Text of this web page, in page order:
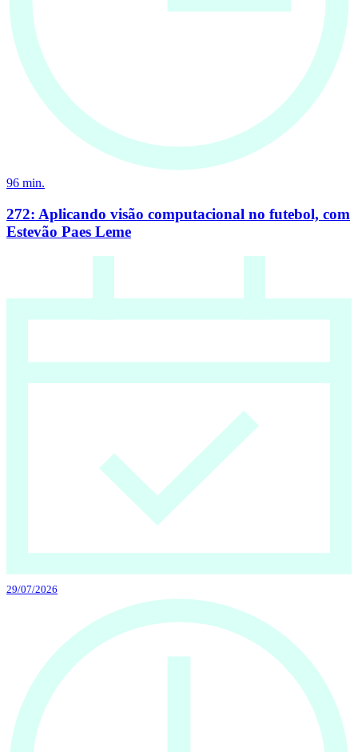
96 min.
272: Aplicando visão computacional no futebol, com
Estevão Paes Leme
29/07/2026